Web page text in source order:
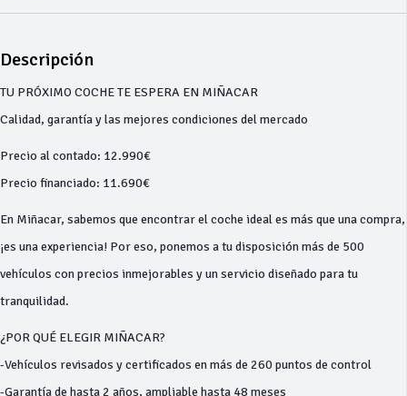
Descripción
TU PRÓXIMO COCHE TE ESPERA EN MIÑACAR
Calidad, garantía y las mejores condiciones del mercado
Precio al contado: 12.990€
Precio financiado: 11.690€
En Miñacar, sabemos que encontrar el coche ideal es más que una compra,
¡es una experiencia! Por eso, ponemos a tu disposición más de 500
vehículos con precios inmejorables y un servicio diseñado para tu
tranquilidad.
¿POR QUÉ ELEGIR MIÑACAR?
-Vehículos revisados y certificados en más de 260 puntos de control
-Garantía de hasta 2 años, ampliable hasta 48 meses